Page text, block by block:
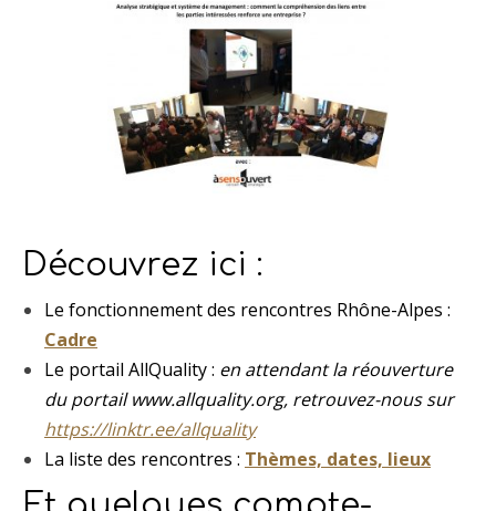
Découvrez ici :
Le fonctionnement des rencontres Rhône-Alpes :
Cadre
Le portail AllQuality : en attendant la réouverture
du portail www.allquality.org, retrouvez-nous sur
https://linktr.ee/allquality
La liste des rencontres : Thèmes, dates, lieux